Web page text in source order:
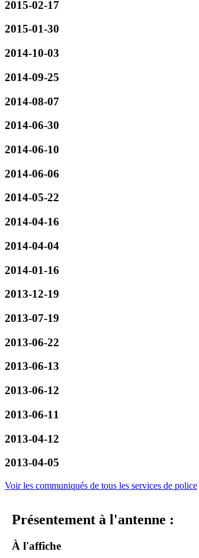
2015-02-17
2015-01-30
2014-10-03
2014-09-25
2014-08-07
2014-06-30
2014-06-10
2014-06-06
2014-05-22
2014-04-16
2014-04-04
2014-01-16
2013-12-19
2013-07-19
2013-06-22
2013-06-13
2013-06-12
2013-06-11
2013-04-12
2013-04-05
Voir les communiqués de tous les services de police
Présentement à l'antenne :
À l'affiche